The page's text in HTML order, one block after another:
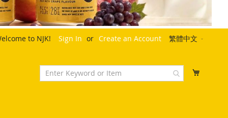
Language
繁體中文
to NJK! Sign In Create an Account